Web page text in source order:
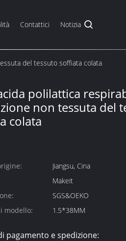
Contattici Notizia
del tessuto soffiata colata
polilattica
non tessuta del
colata
Jiangsu, Cina
Makeit
SGS&OEKO
modello:
1.5*38MM
pagamento e spedizione: